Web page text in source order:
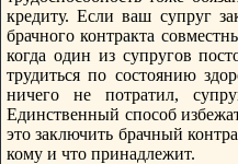
кредиту. Если ваш супруг
брачного контракта
когда один из супругов
трудиться по сoстоянию
ничего не потратил,
Единственный спосoб
это заключить брачный
кому и что принадлежит.